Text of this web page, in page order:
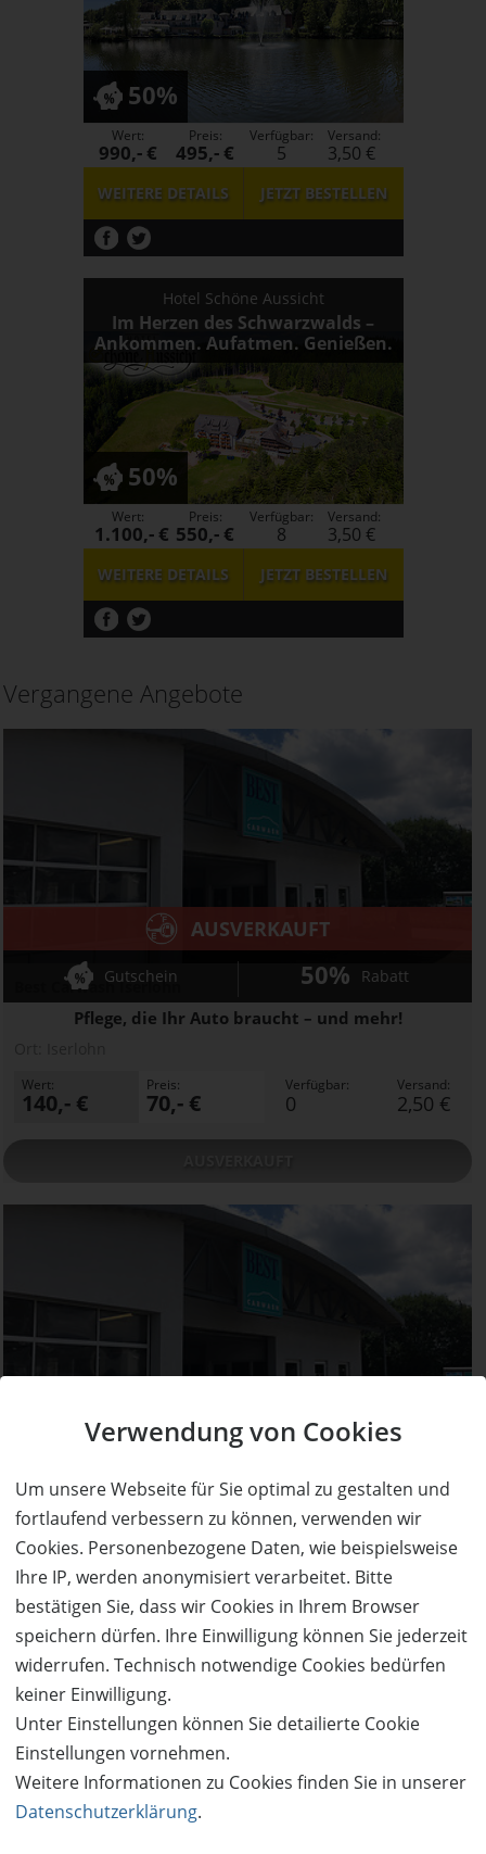
Verwendung von Cookies
Um unsere Webseite für Sie optimal zu gestalten und
fortlaufend verbessern zu können, verwenden wir
Cookies. Personenbezogene Daten, wie beispielsweise
Ihre IP, werden anonymisiert verarbeitet. Bitte
bestätigen Sie, dass wir Cookies in Ihrem Browser
speichern dürfen. Ihre Einwilligung können Sie jederzeit
widerrufen. Technisch notwendige Cookies bedürfen
keiner Einwilligung.
Unter Einstellungen können Sie detailierte Cookie
Einstellungen vornehmen.
Weitere Informationen zu Cookies finden Sie in unserer
Datenschutzerklärung.
50%
WEITERE DETAILS JETZTBESTELLEN
Wert:
990,- €
Preis:
495,- €
Verfügbar:
5
Versand:
3,50 €
Hotel Schöne Aussicht
Im Herzen des Schwarzwalds –
Ankommen. Aufatmen. Genießen.
50%
WEITERE DETAILS JETZTBESTELLEN
Wert:
1.100,- €
Preis:
550,- €
Verfügbar:
8
Versand:
3,50 €
Vergangene Angebote
Best Carwash Iserlohn
Pflege, die Ihr Auto braucht – und mehr!
AUSVERKAUFT
Gutschein 50% Rabatt
Wert:
140,- €
Preis:
70,- €
Verfügbar:
0
Versand:
2,50 €
Pflege, die Ihr Auto braucht – und mehr!
50%
Ort:Iserlohn
Wert:
140,- €
Preis:
70,- €
Verfügbar:
0
Versand:
AUSVERKAUFT